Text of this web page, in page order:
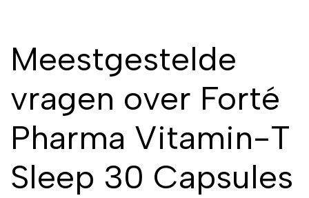
Meestgestelde
vragen over Forté
Pharma Vitamin-T
Sleep 30 Capsules